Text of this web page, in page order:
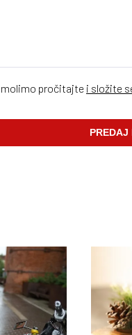
pročitajte i složite